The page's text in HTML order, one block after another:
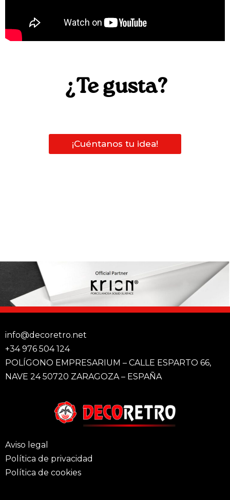
¿Te gusta?
¡Cuéntanos tu idea!
info@decoretro.net
+34 976 504 124
POLÍGONO EMPRESARIUM – CALLE ESPARTO 66,
NAVE 24 50720 ZARAGOZA – ESPAÑA
Aviso legal
Política de privacidad
Política de cookies